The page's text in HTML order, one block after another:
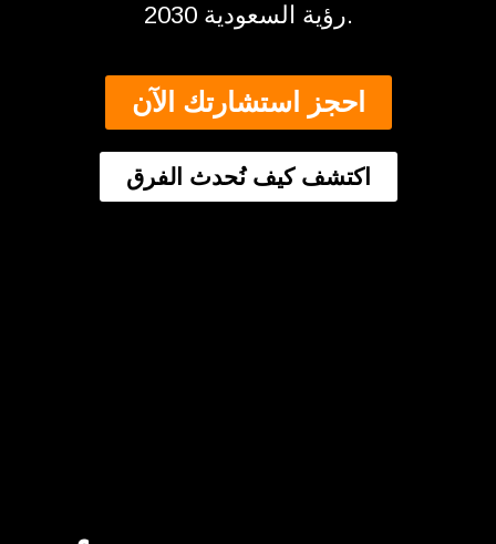
رؤية السعودية 2030.
احجز استشارتك الآن
اكتشف كيف نُحدث الفرق